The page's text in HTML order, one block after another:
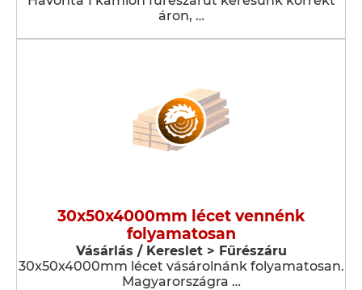
áron, …
30x50x4000mm lécet vennénk
folyamatosan
Vásárlás / Kereslet > Fűrészáru
30x50x4000mm lécet vásárolnánk folyamatosan.
Magyarországra …